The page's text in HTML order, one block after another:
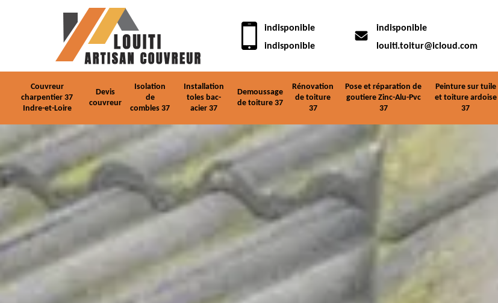
indisponible
indisponible
indisponible
louiti.toitur@icloud.com
Couvreur
charpentier 37
Indre-et-Loire
Devis
couvreur
Isolation
de
combles 37
Installation
toles bac-
acier 37
Demoussage
de toiture 37
Rénovation
de toiture
37
Pose et réparation de
goutiere Zinc-Alu-Pvc
37
Peinture sur tuile
et toiture ardoise
37